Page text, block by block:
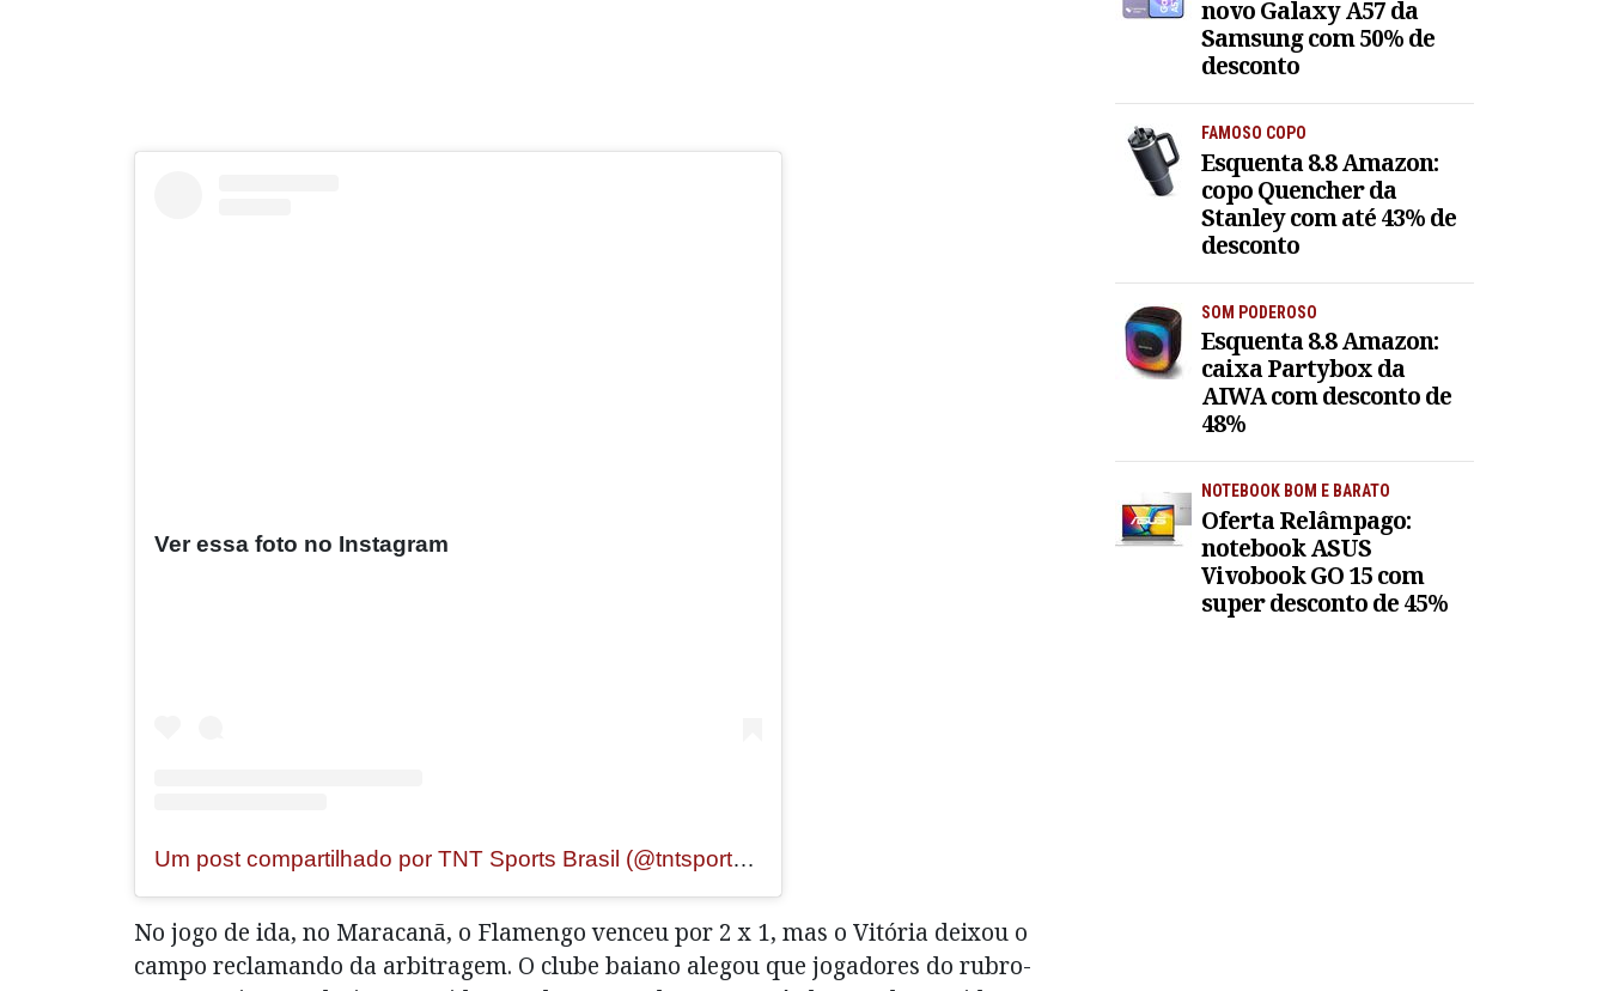
Ver essa foto no Instagram
Um post compartilhado por TNT Sports Brasil (@tntsportsbr)
No jogo de ida, no Maracanã, o Flamengo venceu por 2 x 1, mas o Vitória deixou o
campo reclamando da arbitragem. O clube baiano alegou que jogadores do rubro-
novo Galaxy A57 da
Samsung com 50% de
desconto
FAMOSO COPO
Esquenta 8.8 Amazon:
copo Quencher da
Stanley com até 43% de
desconto
SOM PODEROSO
Esquenta 8.8 Amazon:
caixa Partybox da
AIWA com desconto de
48%
NOTEBOOK BOM E BARATO
Oferta Relâmpago:
notebook ASUS
Vivobook GO 15 com
super desconto de 45%